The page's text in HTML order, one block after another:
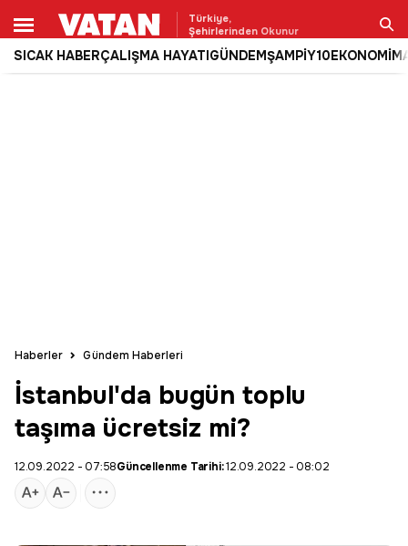
Türkiye,
Şehirlerinden Okunur
SICAK HABERÇALIŞMA HAYATIGÜNDEMŞAMPİY10EKONOMİ
Ara
Haberler Gündem Haberleri
İstanbul'da bugün toplu
taşıma ücretsiz mi?
12.09.2022 - 07:58Güncellenme Tarihi:12.09.2022 - 08:02